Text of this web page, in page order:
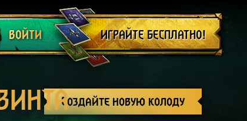
ВОЙТИ ИГРАЙТЕ БЕСПЛАТНО!
Создайте новую колоду